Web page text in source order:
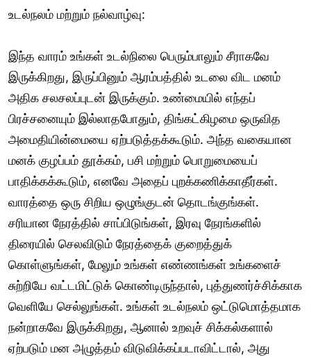
உடல்நலம் மற்றும் நல்வாழ்வு:
இந்த வாரம் உங்கள் உடல்நிலை பெரும்பாலும் சீராகவே
இருக்கிறது, இருப்பினும் ஆரம்பத்தில் உடலை விட மனம்
அதிக சலசலப்புடன் இருக்கும். உண்மையில் எந்தப்
பிரச்சனையும் இல்லாதபோதும், திங்கட்கிழமை ஒருவித
அமைதியின்மையை ஏற்படுத்தக்கூடும். அந்த வகையான
மனக் குழப்பம் தூக்கம், பசி மற்றும் பொறுமையைப்
பாதிக்கக்கூடும், எனவே அதைப் புறக்கணிக்காதீர்கள்.
வாரத்தை ஒரு சிறிய ஒழுங்குடன் தொடங்குங்கள்.
சரியான நேரத்தில் சாப்பிடுங்கள், இரவு நேரங்களில்
திரையில் செலவிடும் நேரத்தைக் குறைத்துக்
கொள்ளுங்கள், மேலும் உங்கள் எண்ணங்கள் உங்களைச்
சுற்றியே வட்டமிட்டுக் கொண்டிருந்தால், புத்துணர்ச்சிக்காக
வெளியே செல்லுங்கள். உங்கள் உடல்நலம் ஒட்டுமொத்தமாக
நன்றாகவே இருக்கிறது, ஆனால் உறவுச் சிக்கல்களால்
ஏற்படும் மன அழுத்தம் விடுவிக்கப்படாவிட்டால், அது